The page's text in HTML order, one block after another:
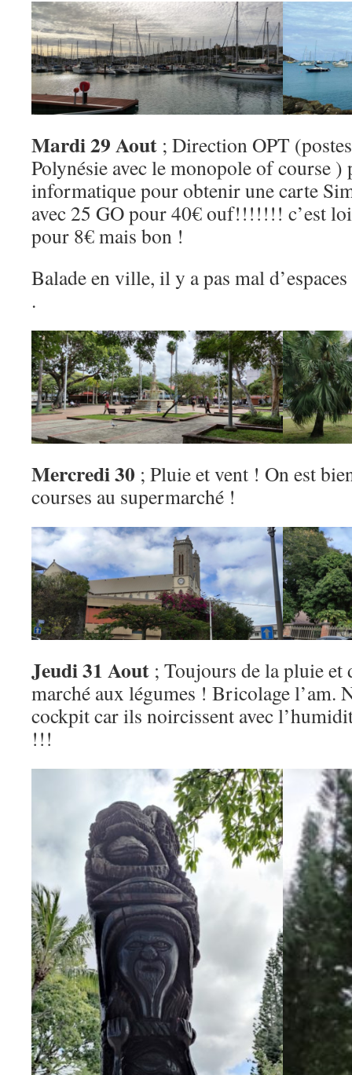
Mardi 29 Aout ; Direction OPT
Polynésie avec le monopole of course )
informatique pour obtenir une carte
avec 25 GO pour 40€ ouf!!!!!!! c’est
pour 8€ mais bon !
Balade en ville, il y a pas mal
.
Mercredi 30 ; Pluie et vent ! On est
courses au supermarché !
Jeudi 31 Aout ; Toujours de la pluie et
marché aux légumes ! Bricolage l’am.
cockpit car ils noircissent avec
!!!